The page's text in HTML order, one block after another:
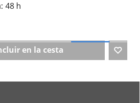
48 h
en la cesta